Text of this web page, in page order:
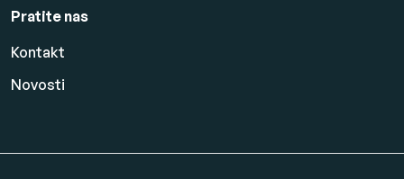
Pratite nas
Kontakt
Novosti